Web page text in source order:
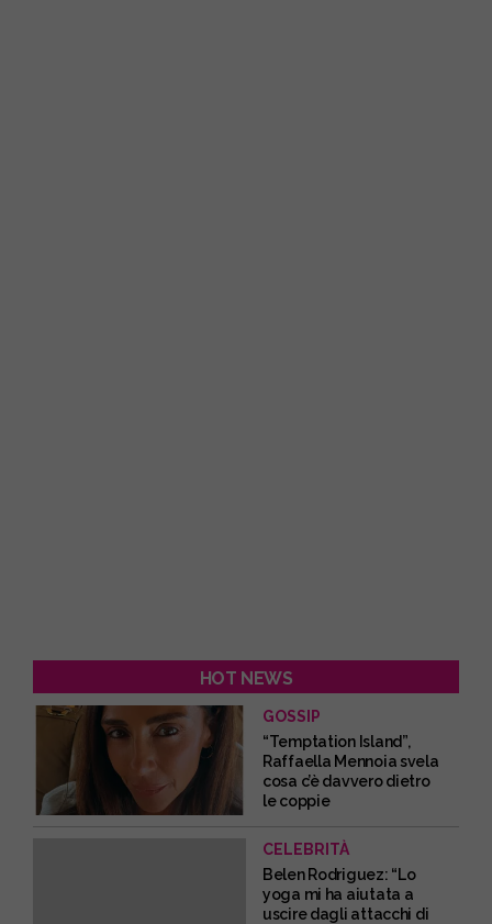
HOT NEWS
GOSSIP
“Temptation Island”,
Raffaella Mennoia svela
cosa c’è davvero dietro
le coppie
CELEBRITÀ
Belen Rodriguez: “Lo
yoga mi ha aiutata a
uscire dagli attacchi di